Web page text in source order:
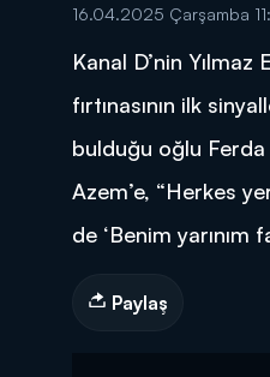
16.04.2025 Çarşamba
Kanal D’nin
fırtınasının ilk
bulduğu oğlu Ferda
Azem’e, “Herkes
de ‘Benim yarınım
Paylaş